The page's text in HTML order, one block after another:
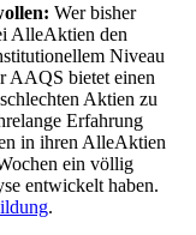
Wer bisher
AlleAktien den
Niveau
AAQS bietet einen
Aktien zu
Erfahrung
in ihren AlleAktien
ein völlig
entwickelt haben.
.